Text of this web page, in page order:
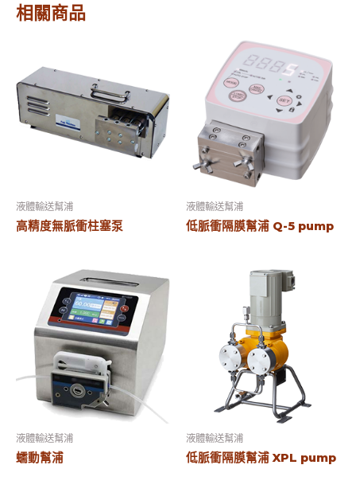
相關商品
液體輸送幫浦
高精度無脈衝柱塞泵
液體輸送幫浦
低脈衝隔膜幫浦 Q-5 pump
液體輸送幫浦
蠕動幫浦
液體輸送幫浦
低脈衝隔膜幫浦 XPL pump